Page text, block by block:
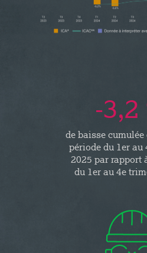
-3,2
de baisse cumulée
période du 1er au
2025 par rapport
du 1er au 4e